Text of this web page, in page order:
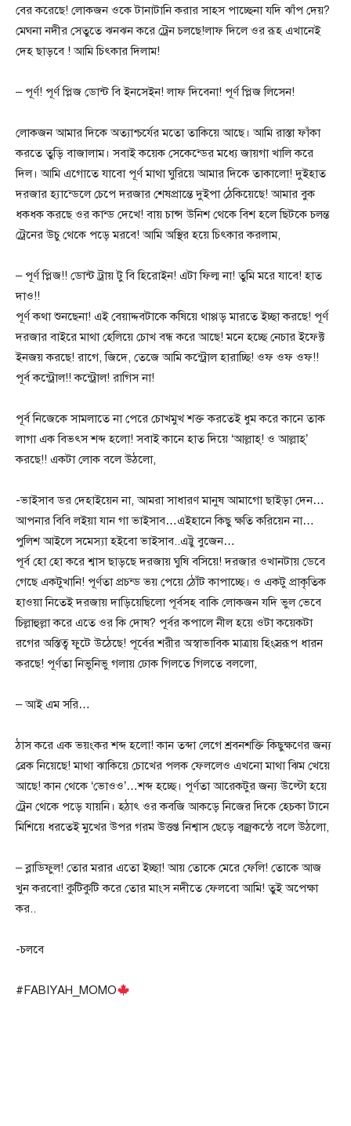
বের করেছে! লোকজন ওকে টানাটানি করার সাহস পাচ্ছেনা যদি ঝাঁপ দেয়?
মেঘনা নদীর সেতুতে ঝনঝন করে ট্রেন চলছে!লাফ দিলে ওর রূহ এখানেই
দেহ ছাড়বে ! আমি চিৎকার দিলাম!
– পূর্ণ! পূর্ণ প্লিজ ডোন্ট বি ইনসেইন! লাফ দিবেনা! পূর্ণ প্লিজ লিসেন!
লোকজন আমার দিকে অত্যাশ্চর্যের মতো তাকিয়ে আছে। আমি রাস্তা ফাঁকা
করতে তুড়ি বাজালাম। সবাই কয়েক সেকেন্ডের মধ্যে জায়গা খালি করে
দিল। আমি এগোতে যাবো পূর্ণ মাথা ঘুরিয়ে আমার দিকে তাকালো! দুইহাত
দরজার হ্যান্ডেলে চেপে দরজার শেষপ্রান্তে দুইপা ঠেকিয়েছে! আমার বুক
ধকধক করছে ওর কান্ড দেখে! বায় চান্স উনিশ থেকে বিশ হলে ছিটকে চলন্ত
ট্রেনের উচু থেকে পড়ে মরবে! আমি অস্থির হয়ে চিৎকার করলাম,
– পূর্ণ প্লিজ!! ডোন্ট ট্রায় টু বি হিরোইন! এটা ফিল্ম না! তুমি মরে যাবে! হাত
দাও!!
পূর্ণ কথা শুনছেনা! এই বেয়াদ্দবটাকে কষিয়ে থাপ্পড় মারতে ইচ্ছা করছে! পূর্ণ
দরজার বাইরে মাথা হেলিয়ে চোখ বন্ধ করে আছে! মনে হচ্ছে নেচার ইফেক্ট
ইনজয় করছে! রাগে, জিদে, তেজে আমি কন্ট্রোল হারাচ্ছি! ওফ ওফ ওফ!!
পূর্ব কন্ট্রোল!! কন্ট্রোল! রাগিস না!
পূর্ব নিজেকে সামলাতে না পেরে চোখমুখ শক্ত করতেই ধুম করে কানে তাক
লাগা এক বিভৎস শব্দ হলো! সবাই কানে হাত দিয়ে ‘আল্লাহ্! ও আল্লাহ্’
করছে!! একটা লোক বলে উঠলো,
-ভাইসাব ডর দেহাইয়েন না, আমরা সাধারণ মানুষ আমাগো ছাইড়া দেন…
আপনার বিবি লইয়া যান গা ভাইসাব…এইহানে কিছু ক্ষতি করিয়েন না…
পুলিশ আইলে সমেস্যা হইবো ভাইসাব..এট্টু বুজেন…
পূর্ব হো হো করে শ্বাস ছাড়ছে দরজায় ঘুষি বসিয়ে! দরজার ওখানটায় ডেবে
গেছে একটুখানি! পূর্ণতা প্রচন্ড ভয় পেয়ে ঠোঁট কাপাচ্ছে। ও একটু প্রাকৃতিক
হাওয়া নিতেই দরজায় দাড়িয়েছিলো পূর্বসহ বাকি লোকজন যদি ভুল ভেবে
চিল্লাহুল্লা করে এতে ওর কি দোষ? পূর্বর কপালে নীল হয়ে ওটা কয়েকটা
রগের অস্তিত্ব ফুটে উঠেছে! পূর্বের শরীর অস্বাভাবিক মাত্রায় হিংস্ররূপ ধারন
করছে! পূর্ণতা নিভুনিভু গলায় ঢোক গিলতে গিলতে বললো,
– আই এম সরি…
ঠাস করে এক ভয়ংকর শব্দ হলো! কান তব্দা লেগে শ্রবনশক্তি কিছুক্ষণের জন্য
ব্রেক নিয়েছে! মাথা ঝাকিয়ে চোখের পলক ফেললেও এখনো মাথা ঝিম খেয়ে
আছে! কান থেকে ‘ভোওও’…শব্দ হচ্ছে। পূর্ণতা আরেকটুর জন্য উল্টো হয়ে
ট্রেন থেকে পড়ে যায়নি। হঠাৎ ওর কবজি আকড়ে নিজের দিকে হেচকা টানে
মিশিয়ে ধরতেই মুখের উপর গরম উত্তপ্ত নিশ্বাস ছেড়ে বজ্রকন্ঠে বলে উঠলো,
– ব্লাডিফুল! তোর মরার এতো ইচ্ছা! আয় তোকে মেরে ফেলি! তোকে আজ
খুন করবো! কুটিকুটি করে তোর মাংস নদীতে ফেলবো আমি! তুই অপেক্ষা
কর..
-চলবে
#FABIYAH_MOMO